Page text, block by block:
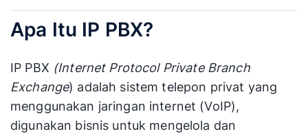
Apa Itu IP PBX?
IP PBX (Internet Protocol Private Branch
Exchange) adalah sistem telepon privat yang
menggunakan jaringan internet (VoIP),
digunakan bisnis untuk mengelola dan